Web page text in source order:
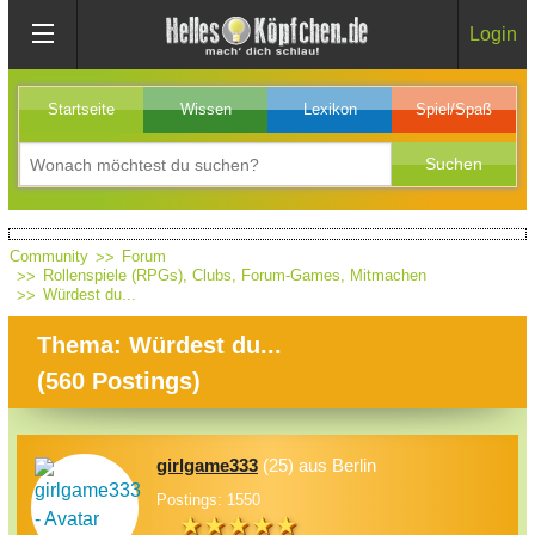
Login
Startseite Wissen Lexikon Spiel/Spaß
Community
Forum
Rollenspiele (RPGs), Clubs, Forum-Games, Mitmachen
Würdest du...
Thema: Würdest du...
(560 Postings)
girlgame333 (25) aus Berlin
Postings: 1550